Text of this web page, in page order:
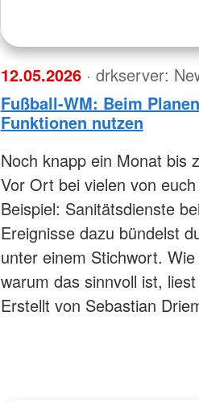
12.05.2026 · drkserver:
Fußball-WM: Beim
Funktionen nutzen
Noch knapp ein Monat bis
Vor Ort bei vielen von
Beispiel: Sanitätsdienste
Ereignisse dazu bündelst
unter einem Stichwort.
warum das sinnvoll ist,
Erstellt von Sebastian